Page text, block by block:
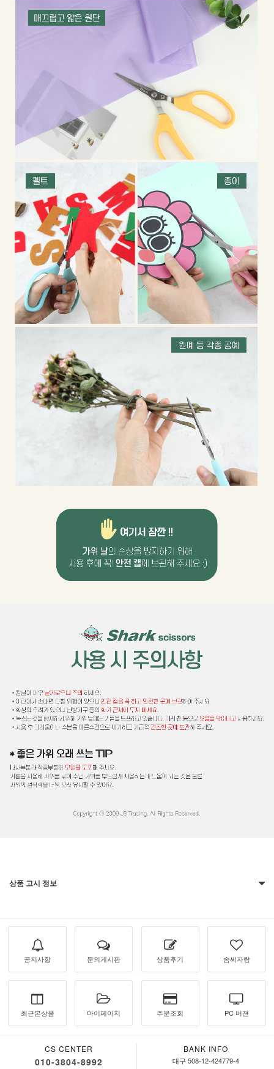
상품 고시 정보
공지사항 문의게시판 상품후기 솜씨자랑
최근본상품 마이페이지 주문조회 PC 버젼
CS CENTER
010-3804-8992
BANK INFO
대구 508-12-424779-4